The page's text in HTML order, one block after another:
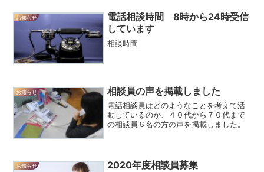
お知らせ
電話相談時間 8時から24時受信
しています
相談時間
お知らせ 相談員の声を掲載しました
電話相談員はどのようなことを考えて活
動しているのか、４０代から７０代まで
の相談員６名の方の声を掲載しました。
お知らせ 2020年度相談員募集